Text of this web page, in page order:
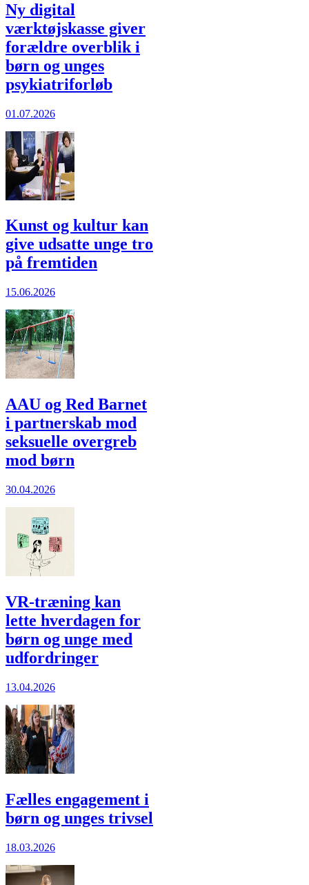
Ny digital
værktøjskasse giver
forældre overblik i
børn og unges
psykiatriforløb
01.07.2026
Kunst og kultur kan
give udsatte unge tro
på fremtiden
15.06.2026
AAU og Red Barnet
i partnerskab mod
seksuelle overgreb
mod børn
30.04.2026
VR-træning kan
lette hverdagen for
børn og unge med
udfordringer
13.04.2026
Fælles engagement i
børn og unges trivsel
18.03.2026